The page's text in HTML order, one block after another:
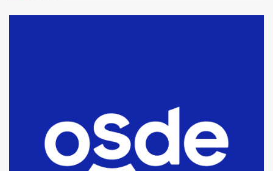
fueron detenidos por
comercialización de drogas en la
tarde del sábado
T.Lauquen: se vendió el edificio de